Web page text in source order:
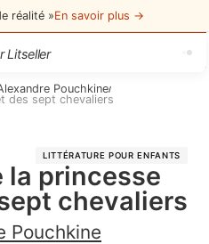
réalité »En savoir plus →
Pouchkine/
des sept chevaliers
LITTÉRATURE POUR ENFANTS
la princesse
chevaliers
Pouchkine